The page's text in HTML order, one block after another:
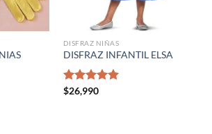
DISFRAZ NIÑAS
DISFRAZ INFANTIL ELSA
Valorado
$26,990